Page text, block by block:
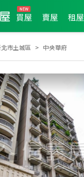
買屋 賣屋 租屋
市土城區 中央華府